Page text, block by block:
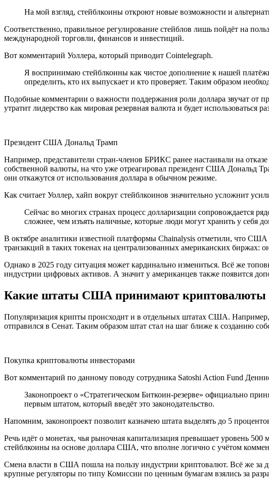
На мой взгляд, стейблкоины откроют новые возможности и
Соответственно, правильное регулирование стейблов лишь пойдёт на
международной торговли, финансов и инвестиций.
Вот комментарий Уоллера, который приводит Cointelegraph.
Я воспринимаю стейблкоины как чистое дополнение к нашей
определить, кто их выпускает и кто проверяет. Таким образом
Подобные комментарии о важности поддержания роли доллара звучат от
утратит лидерство как мировая резервная валюта и будет
Президент США Дональд Трамп
Например, представители стран-членов БРИКС ранее настаивали на
собственной валюты, на что уже отреагировал президент США Дональд
они откажутся от использования доллара в обычном режиме.
Как считает Уоллер, хайп вокруг стейблкоинов значительно усложнит
Сейчас во многих странах процесс долларизации сопровождается
сложнее, чем изъять наличные, которые люди могут хранить у себя
В октябре аналитики известной платформы Chainalysis отметили, что США
транзакций в таких токенах на централизованных американских биржах:
Однако в 2025 году ситуация может кардинально измениться. Всё же
индустрии цифровых активов. А значит у американцев также появится
Какие штаты США принимают криптовалюты
Популяризация крипты происходит и в отдельных штатах США. Например,
отправился в Сенат. Таким образом штат стал на шаг ближе к созданию
Покупка криптовалюты инвесторами
Вот комментарий по данному поводу сотрудника Satoshi Action Fund
Законопроект о «Стратегическом Биткоин-резерве» официально
первым штатом, который введёт это законодательство.
Напомним, законопроект позволит казначею штата выделять до 5
Речь идёт о монетах, чья рыночная капитализация превышает уровень
стейблкоины на основе доллара США, что вполне логично с учётом
Смена власти в США пошла на пользу индустрии криптовалют. Всё же за
крупные регуляторы по типу Комиссии по ценным бумагам взялись за